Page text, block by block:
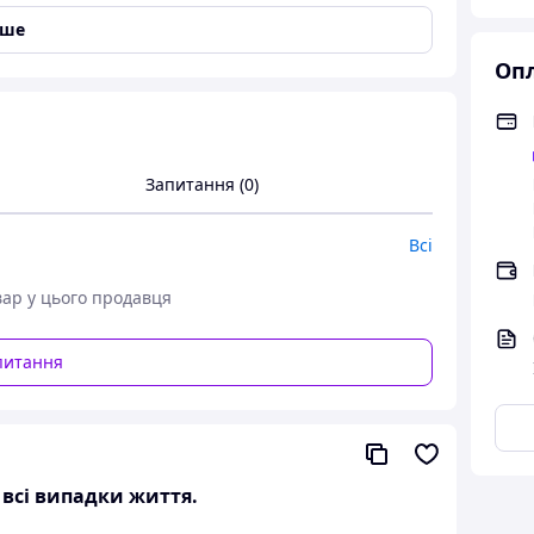
Запитання (0)
Всі
у цього продавця
випадки життя.